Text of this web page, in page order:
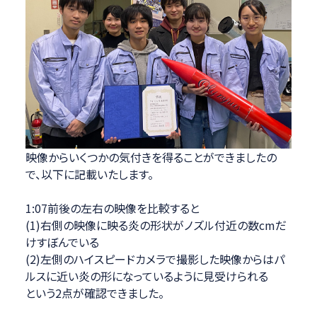
映像からいくつかの気付きを得ることができましたの
で、以下に記載いたします。
1:07前後の左右の映像を比較すると
(1)右側の映像に映る炎の形状がノズル付近の数cmだ
けすぼんでいる
(2)左側のハイスピードカメラで撮影した映像からはパ
ルスに近い炎の形になっているように見受けられる
という2点が確認できました。